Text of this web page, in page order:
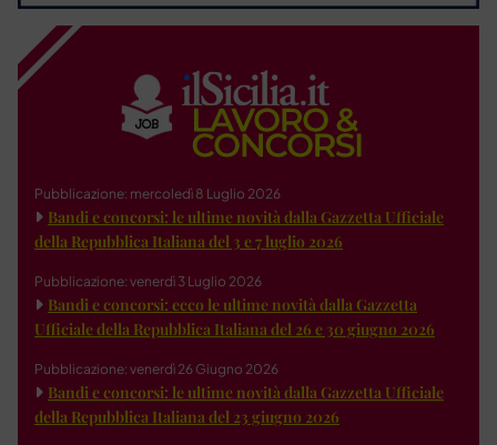
Pubblicazione: mercoledì 8 Luglio 2026
Bandi e concorsi: le ultime novità dalla Gazzetta Ufficiale
della Repubblica Italiana del 3 e 7 luglio 2026
Pubblicazione: venerdì 3 Luglio 2026
Bandi e concorsi: ecco le ultime novità dalla Gazzetta
Ufficiale della Repubblica Italiana del 26 e 30 giugno 2026
Pubblicazione: venerdì 26 Giugno 2026
Bandi e concorsi: le ultime novità dalla Gazzetta Ufficiale
della Repubblica Italiana del 23 giugno 2026